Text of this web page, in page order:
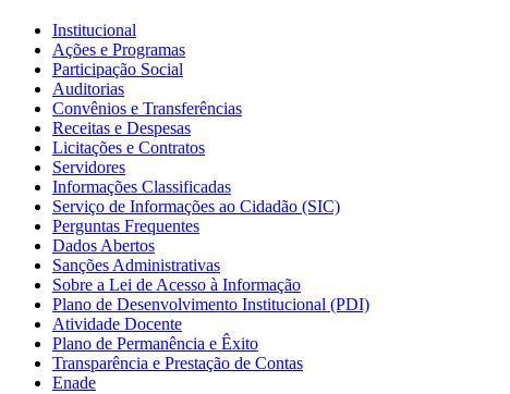
Institucional
Ações e Programas
Participação Social
Auditorias
Convênios e Transferências
Receitas e Despesas
Licitações e Contratos
Servidores
Informações Classificadas
Serviço de Informações ao Cidadão (SIC)
Perguntas Frequentes
Dados Abertos
Sanções Administrativas
Sobre a Lei de Acesso à Informação
Plano de Desenvolvimento Institucional (PDI)
Atividade Docente
Plano de Permanência e Êxito
Transparência e Prestação de Contas
Enade